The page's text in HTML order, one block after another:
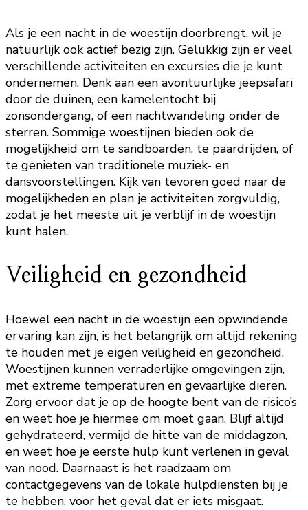
Als je een nacht in de woestijn doorbrengt, wil je
natuurlijk ook actief bezig zijn. Gelukkig zijn er veel
verschillende activiteiten en excursies die je kunt
ondernemen. Denk aan een avontuurlijke jeepsafari
door de duinen, een kamelentocht bij
zonsondergang, of een nachtwandeling onder de
sterren. Sommige woestijnen bieden ook de
mogelijkheid om te sandboarden, te paardrijden, of
te genieten van traditionele muziek- en
dansvoorstellingen. Kijk van tevoren goed naar de
mogelijkheden en plan je activiteiten zorgvuldig,
zodat je het meeste uit je verblijf in de woestijn
kunt halen.
Veiligheid en gezondheid
Hoewel een nacht in de woestijn een opwindende
ervaring kan zijn, is het belangrijk om altijd rekening
te houden met je eigen veiligheid en gezondheid.
Woestijnen kunnen verraderlijke omgevingen zijn,
met extreme temperaturen en gevaarlijke dieren.
Zorg ervoor dat je op de hoogte bent van de risico’s
en weet hoe je hiermee om moet gaan. Blijf altijd
gehydrateerd, vermijd de hitte van de middagzon,
en weet hoe je eerste hulp kunt verlenen in geval
van nood. Daarnaast is het raadzaam om
contactgegevens van de lokale hulpdiensten bij je
te hebben, voor het geval dat er iets misgaat.